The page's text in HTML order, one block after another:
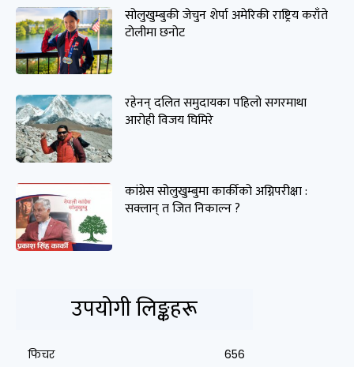
सोलुखुम्बुकी जेचुन शेर्पा अमेरिकी राष्ट्रिय कराँते
टोलीमा छनोट
रहेनन् दलित समुदायका पहिलो सगरमाथा
आरोही विजय घिमिरे
कांग्रेस सोलुखुम्बुमा कार्कीको अग्निपरीक्षा :
सक्लान् त जित निकाल्न ?
उपयोगी लिङ्कहरू
फिचर 656